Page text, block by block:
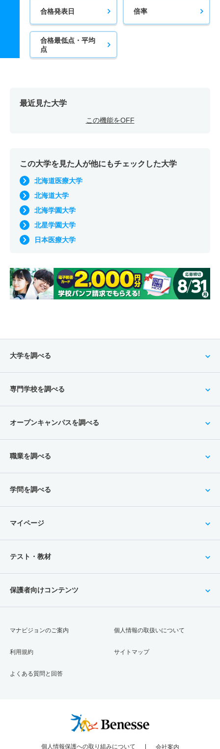
合格発表日 倍率
合格最低点・平均
点
最近見た大学
この機能をOFF
この大学を見た人が他にもチェックした大学
北海道医療大学
北海道大学
北海学園大学
北星学園大学
日本医療大学
大学を調べる
専門学校を調べる
オープンキャンパスを調べる
職業を調べる
学問を調べる
マイページ
テスト・教材
保護者向けコンテンツ
マナビジョンのご案内
利用規約
よくある質問と回答
個人情報の取扱いについて
サイトマップ
個人情報保護への取り組みについて 会社案内